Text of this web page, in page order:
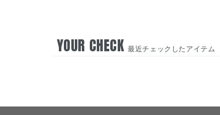
YOUR CHECK最近チェックしたアイテム